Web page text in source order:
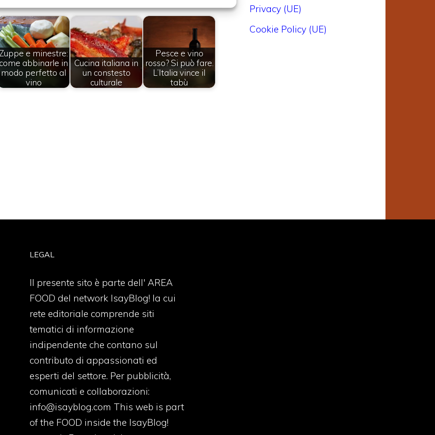
Zuppe e minestre:
abbinarle in
modo perfetto al
vino
Cucina italiana in
un constesto
culturale
Pesce e vino
rosso? Si può fare.
L’Italia vince il
tabù
Privacy (UE)
Cookie Policy (UE)
LEGAL
Il presente sito è parte dell' AREA
FOOD del network IsayBlog! la cui
rete editoriale comprende siti
tematici di informazione
indipendente che contano sul
contributo di appassionati ed
esperti del settore. Per pubblicità,
comunicati e collaborazioni:
info@isayblog.com This web is part
of the FOOD inside the IsayBlog!